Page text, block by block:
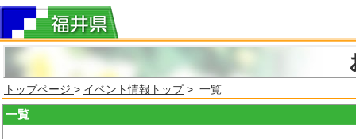
トップページ > イベント情報トップ> 一覧
一覧